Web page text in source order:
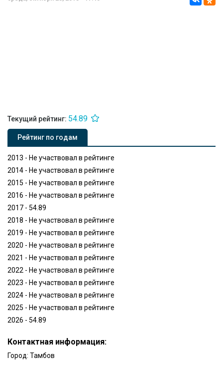
Текущий рейтинг: 54.89
Рейтинг по годам
2013 - Не участвовал в рейтинге
2014 - Не участвовал в рейтинге
2015 - Не участвовал в рейтинге
2016 - Не участвовал в рейтинге
2017 - 54.89
2018 - Не участвовал в рейтинге
2019 - Не участвовал в рейтинге
2020 - Не участвовал в рейтинге
2021 - Не участвовал в рейтинге
2022 - Не участвовал в рейтинге
2023 - Не участвовал в рейтинге
2024 - Не участвовал в рейтинге
2025 - Не участвовал в рейтинге
2026 - 54.89
Контактная информация:
Город: Тамбов